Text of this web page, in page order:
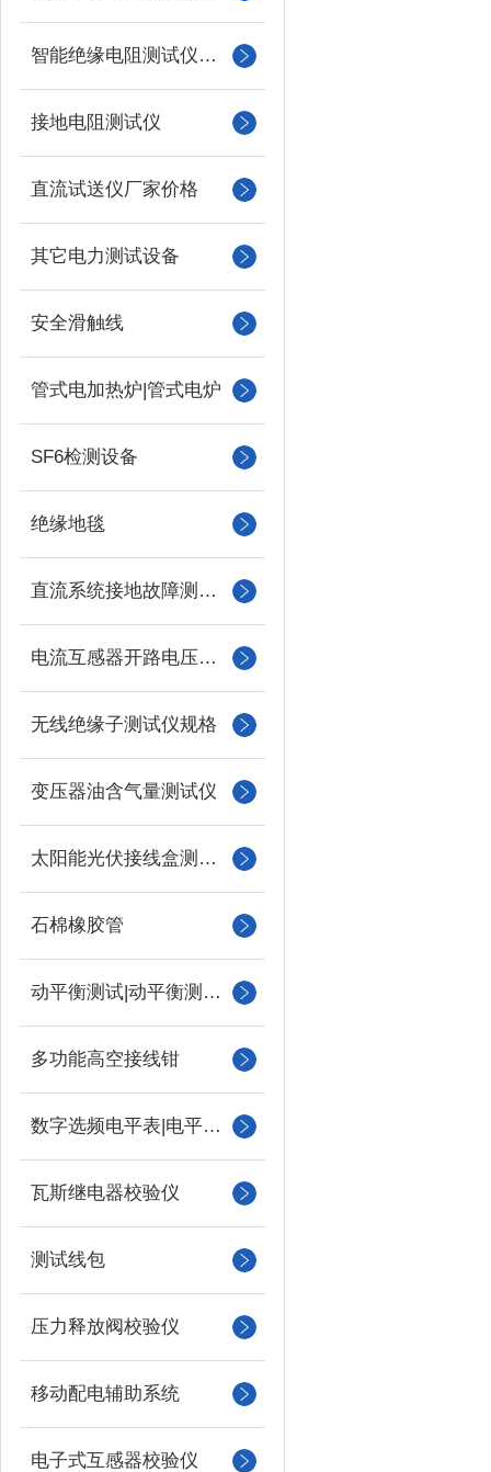
智能绝缘电阻测试仪（兆欧表）
接地电阻测试仪
直流试送仪厂家价格
其它电力测试设备
安全滑触线
管式电加热炉|管式电炉
SF6检测设备
绝缘地毯
直流系统接地故障测试仪
电流互感器开路电压测试仪
无线绝缘子测试仪规格
变压器油含气量测试仪
太阳能光伏接线盒测试仪
石棉橡胶管
动平衡测试|动平衡测量仪
多功能高空接线钳
数字选频电平表|电平振荡器
瓦斯继电器校验仪
测试线包
压力释放阀校验仪
移动配电辅助系统
电子式互感器校验仪